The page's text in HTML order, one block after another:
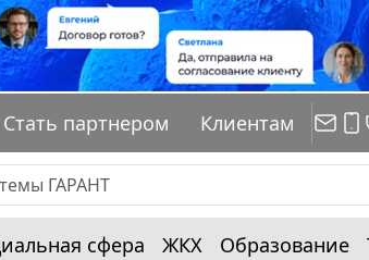
Стать партнером Клиентам
сфера ЖКХ Образование